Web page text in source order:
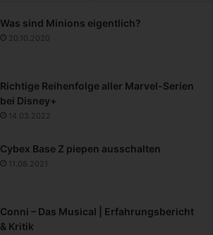
Was sind Minions eigentlich?
20.10.2020
Richtige Reihenfolge aller Marvel-Serien
bei Disney+
14.03.2022
Cybex Base Z piepen ausschalten
11.08.2021
Conni – Das Musical | Erfahrungsbericht
& Kritik